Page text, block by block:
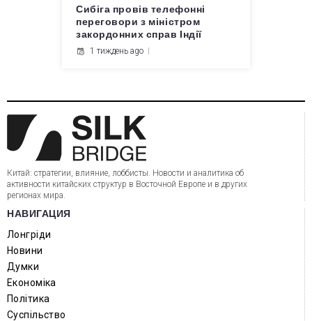
Сибіга провів телефонні
переговори з міністром
закордонних справ Індії
1 тиждень ago
Китай: стратегии, влияние, лоббисты. Новости и аналитика об
активности китайских структур в Восточной Европе и в других
регионах мира.
НАВИГАЦИЯ
Лонгріди
Новини
Думки
Економіка
Політика
Суспільство